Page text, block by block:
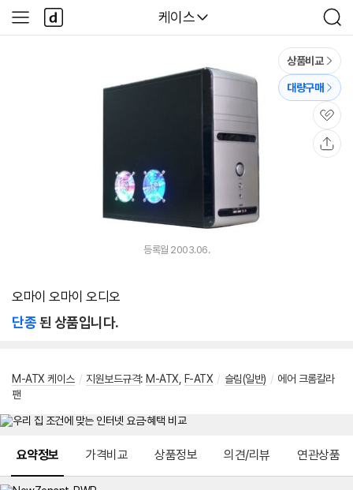
다나와
케이스
검
색
사
이
다
나
와
상품비교
대량구매
관
심
등록월 2003.06.
오마이 오마이 오디오
단종된 상품입니다.
M-ATX 케이스 / 지원보드규격: M-ATX F-ATX / 슬림(일반) / 에어 크롬칼라
팬
요약정보 가격비교 상품정보 의견/리뷰 연관상품